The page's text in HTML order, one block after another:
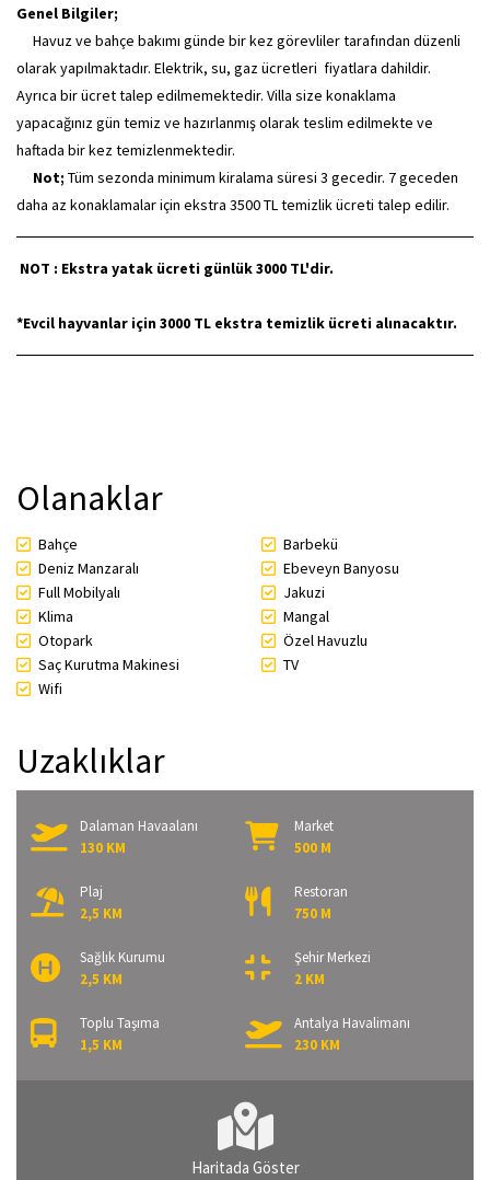
Genel Bilgiler;
Havuz ve bahçe bakımı günde bir kez görevliler tarafından düzenli
olarak yapılmaktadır. Elektrik, su, gaz ücretleri fiyatlara dahildir.
Ayrıca bir ücret talep edilmemektedir. Villa size konaklama
yapacağınız gün temiz ve hazırlanmış olarak teslim edilmekte ve
haftada bir kez temizlenmektedir.
Not; Tüm sezonda minimum kiralama süresi 3 gecedir. 7 geceden
daha az konaklamalar için ekstra 3500 TL temizlik ücreti talep edilir.
NOT : Ekstra yatak ücreti günlük 3000 TL'dir.
*Evcil hayvanlar için 3000 TL ekstra temizlik ücreti alınacaktır.
Olanaklar
Bahçe
Barbekü
Deniz Manzaralı
Ebeveyn Banyosu
Full Mobilyalı
Jakuzi
Klima
Mangal
Otopark
Özel Havuzlu
Saç Kurutma Makinesi
TV
Wifi
Uzaklıklar
Dalaman Havaalanı
130 KM
Market
500 M
Plaj
2,5 KM
Restoran
750 M
Sağlık Kurumu
2,5 KM
Şehir Merkezi
2 KM
Toplu Taşıma
1,5 KM
Antalya Havalimanı
230 KM
Haritada Göster